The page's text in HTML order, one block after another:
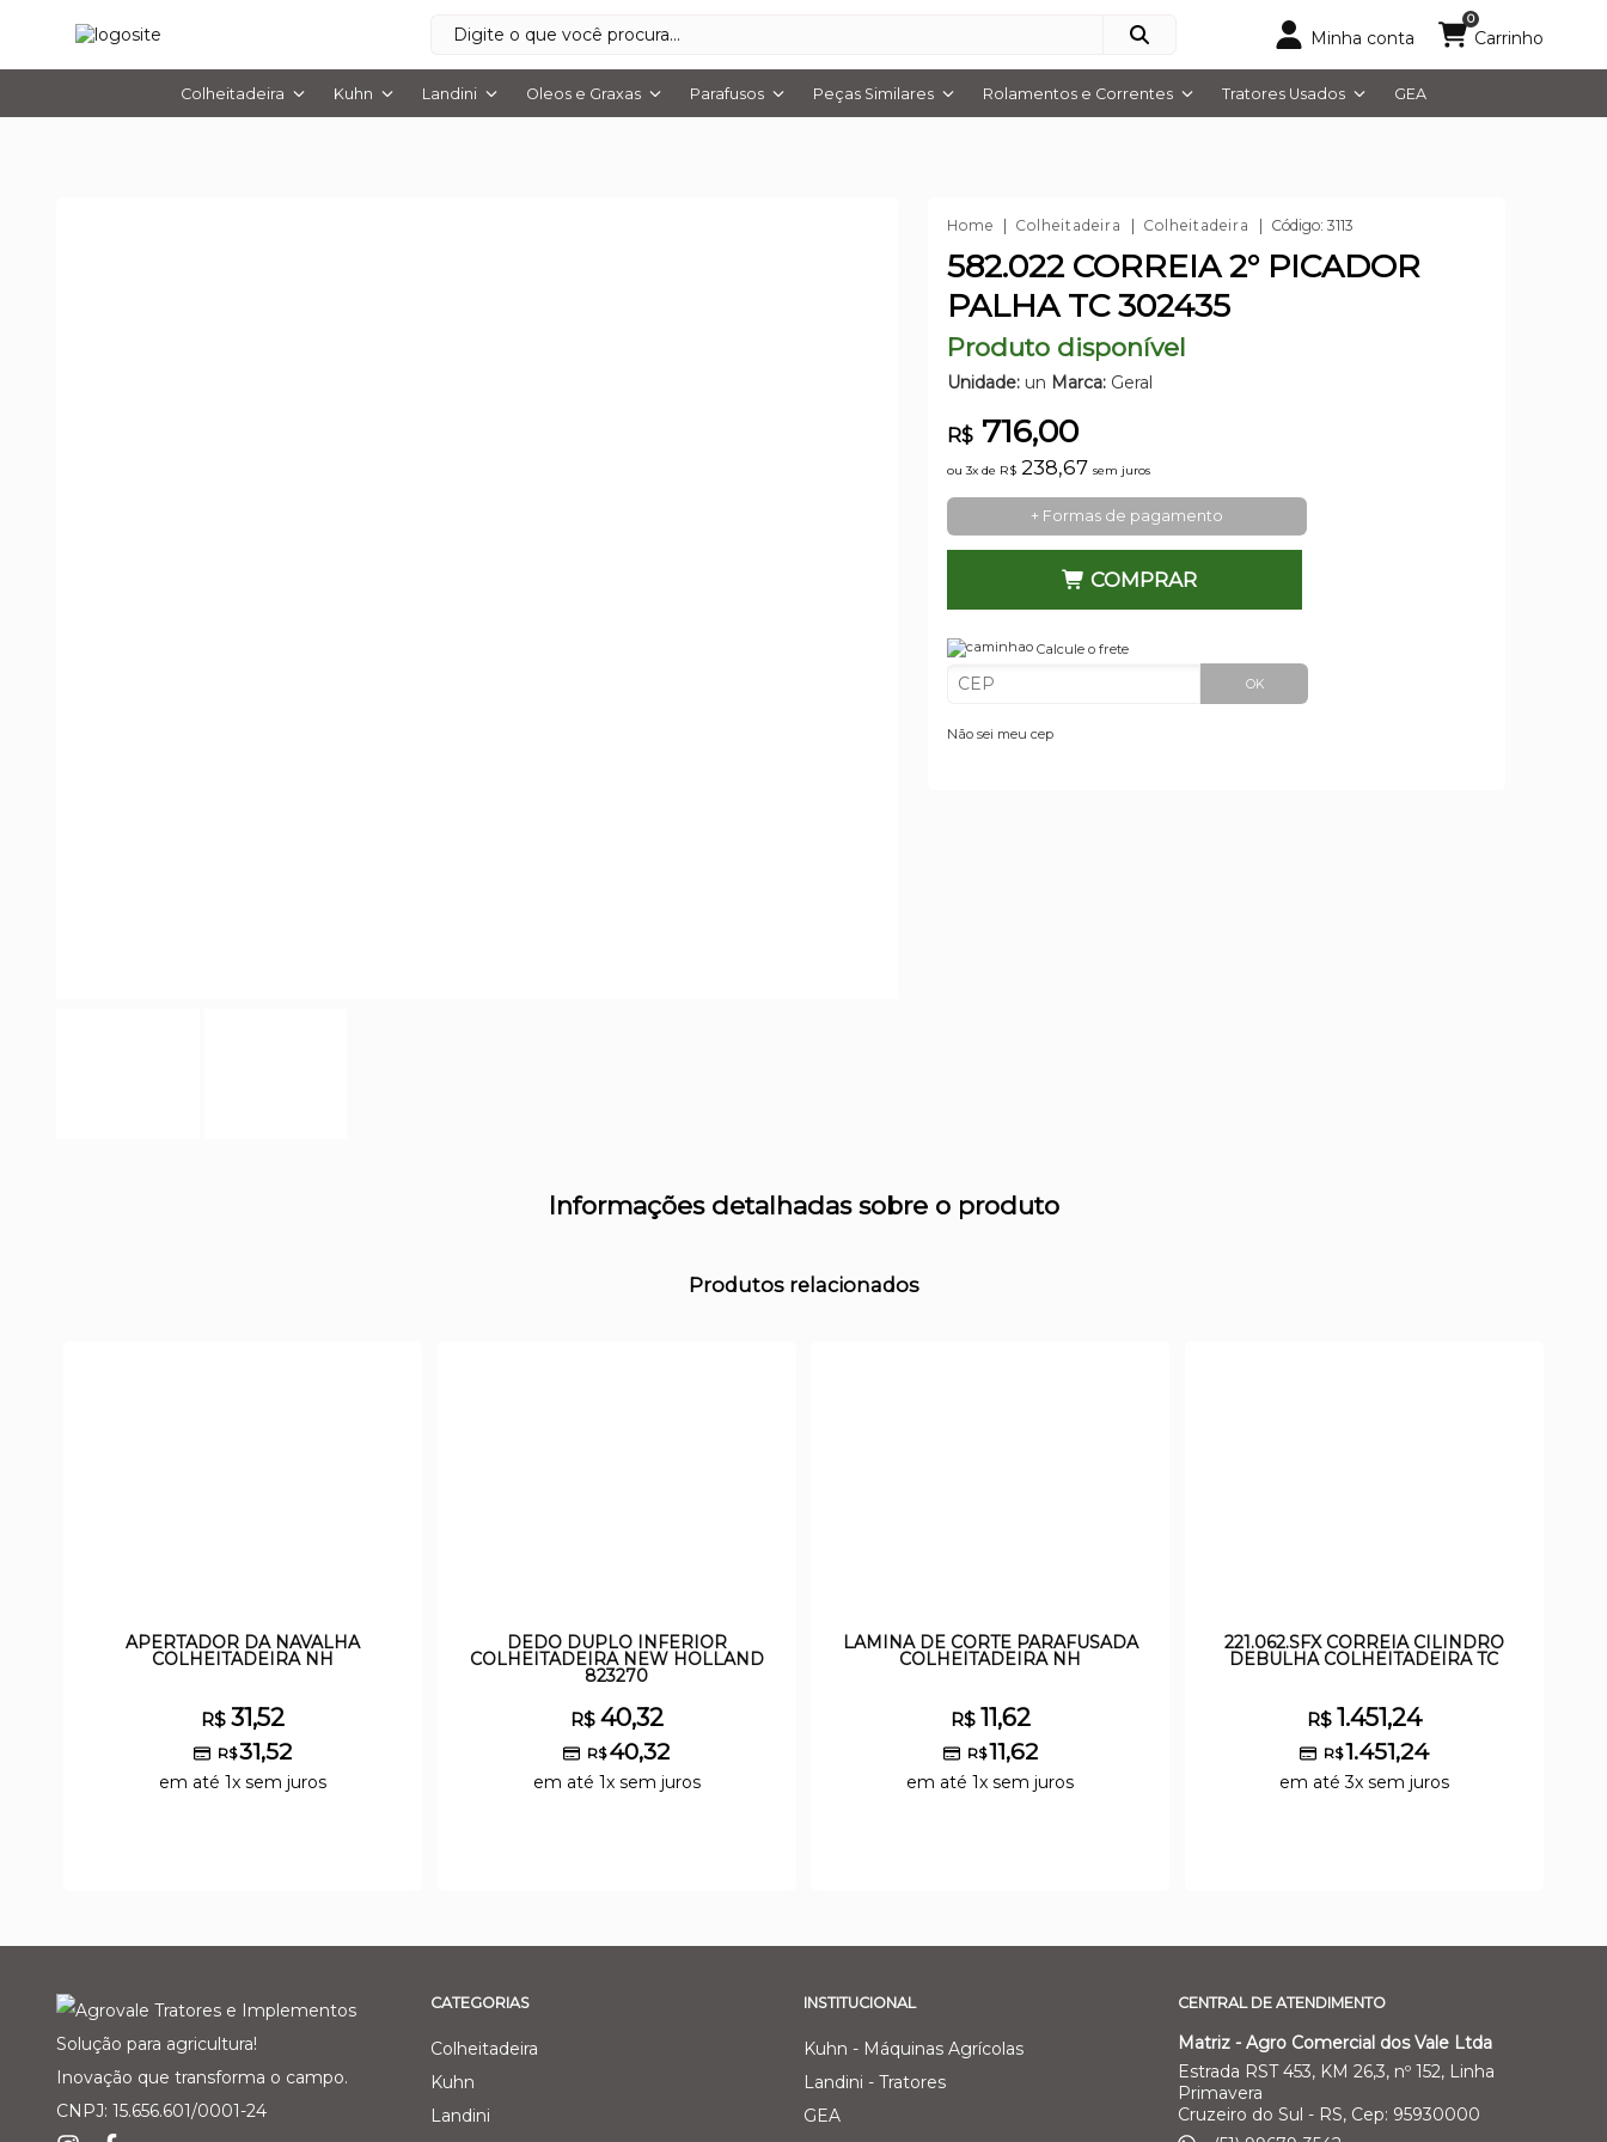
Minha conta
0
Carrinho
Colheitadeira Kuhn Landini Oleos e Graxas Parafusos Peças Similares Rolamentos e Correntes Tratores Usados GEA
Home Colheitadeira Colheitadeira Código: 3113
582.022 CORREIA 2° PICADOR
PALHA TC 302435
Produto disponível
Unidade: un Marca: Geral
R$ 716,00
ou 3x de R$ 238,67sem juros
+ Formas de pagamento
COMPRAR
Calcule o frete
OK
Não sei meu cep
Informações detalhadas sobre o produto
Produtos relacionados
APERTADOR DA NAVALHA
COLHEITADEIRA NH
R$31,52
R$31,52
em até 1x sem juros
DEDO DUPLO INFERIOR
COLHEITADEIRA NEW HOLLAND
823270
R$ 40,32
R$40,32
em até 1x sem juros
LAMINA DE CORTE PARAFUSADA
COLHEITADEIRA NH
R$ 11,62
R$11,62
em até 1x sem juros
221.062.SFX CORREIA CILINDRO
DEBULHA COLHEITADEIRA TC
R$ 1.451,24
R$1.451,24
em até 3x sem juros
Solução para agricultura!
Inovação que transforma o campo.
CNPJ: 15.656.601/0001-24
CATEGORIAS
Colheitadeira
Kuhn
Landini
INSTITUCIONAL
Kuhn - Máquinas Agrícolas
Landini - Tratores
GEA
CENTRAL DE ATENDIMENTO
Matriz - Agro Comercial dos Vale Ltda
Estrada RST 453, KM 26,3, nº 152, Linha
Primavera
Cruzeiro do Sul - RS, Cep: 95930000